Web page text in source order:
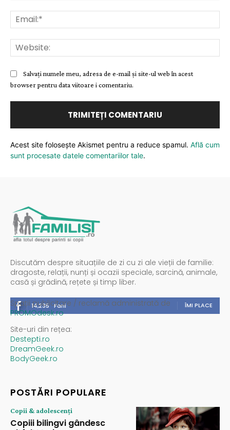
Salvați numele meu, adresa de e-mail și site-ul web în acest
browser pentru data viitoare i comentariu.
Acest site folosește Akismet pentru a reduce spamul. Află cum
sunt procesate datele comentariilor tale.
Discutăm despre situațiile de zi cu zi ale vieții de familie:
dragoste, relații, nunți și ocazii speciale, sarcină, animale,
casă și grădină, rețete și timp liber.
14,235 Fani ÎMI PLACE
Spații publicitare / reclamă administrată de
PROMOdesk.ro
Site-uri din rețea:
Destepti.ro
DreamGeek.ro
BodyGeek.ro
POSTĂRI POPULARE
Copii & adolescenți
Copiii bilingvi gândesc